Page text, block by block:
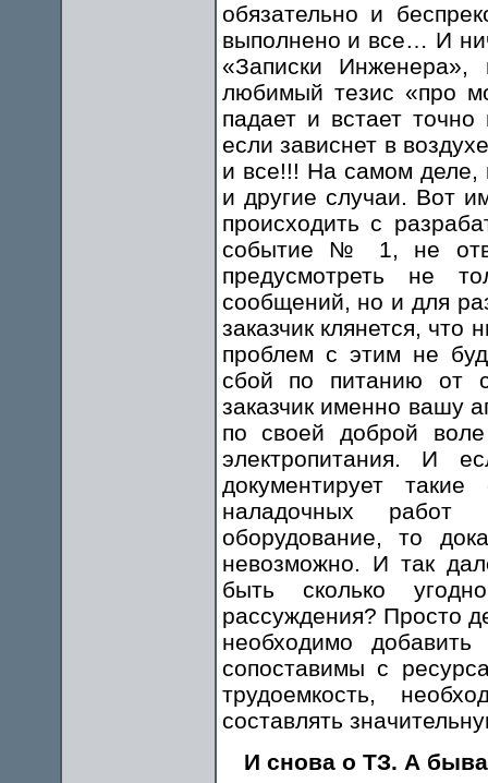
обязательно и
выполнено и все… И
«Записки
любимый тезис «про
падает и встает
если зависнет в
и все!!! На самом деле,
и другие случаи. Вот
происходить с
событие № 1, не
предусмотреть не
сообщений, но и для
заказчик клянется,
проблем с этим не
сбой по питанию от
заказчик именно вашу
по своей доброй
электропитания. И
документирует
наладочных работ
оборудование, то
невозможно. И так
быть сколько
рассуждения? Просто
необходимо
сопоставимы с
трудоемкость,
составлять
И снова о ТЗ. А